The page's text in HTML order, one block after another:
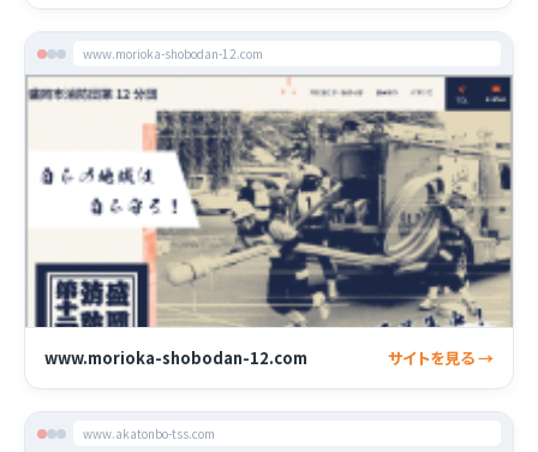
www.morioka-shobodan-12.com
www.morioka-shobodan-12.com サイトを見る →
www.akatonbo-tss.com